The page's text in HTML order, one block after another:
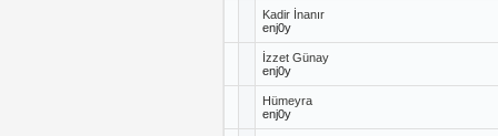
Kadir İnanır
enj0y
İzzet Günay
enj0y
Hümeyra
enj0y